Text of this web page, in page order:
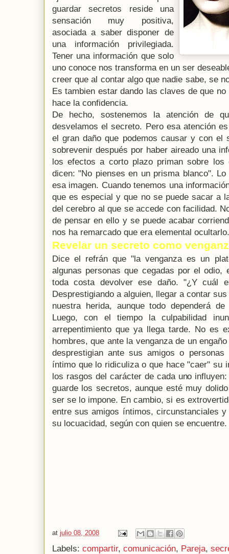
guardar secretos reside una
sensación muy positiva,
asociada a saber disponer de
una información privilegiada.
Tener una información que solo
uno conoce nos transforma en un ser
creer que al contar algo que nadie sabe, se
Es tambien estar dando las claves de que
hace la confidencia.
De hecho, sostenemos la atención de
desvelamos el secreto. Pero esa atención
el gran daño que podemos causar y con el
sobrevenir después por haber aireado una
los efectos a corto plazo priman sobre
dicen: "No pienses en un prisma blanco".
esa imagen. Cuando tenemos una
que es especial y que no se puede sacar a
del cerebro al que se accede con facilidad.
de pensar en ello y se puede acabar
nos ha remarcado que era elemental ocultarlo.
Revelar un secreto como
Dice el refrán que "la venganza es un
algunas personas que cegadas por el
toda costa devolver ese daño. "¿Y cuál
Desprestigiando a alguien, llegar a contar
nuestra herida, aunque todo dependerá
Luego, con el tiempo la culpabilidad
arrepentimiento que ya llega tarde. No es
hombres, que ante la venganza de un
desprestigian ante sus amigos o personas
íntimo que lo ridiculiza o que hace "caer" su
los rasgos del carácter de cada uno
guarde los secretos, aunque esté muy
ser se lo impone. En cambio, si es
entre sus amigos íntimos, circunstanciales
su locuacidad, según con quien se encuentre.
at julio 08, 2008
Labels: compartir, comunicación, Pareja,